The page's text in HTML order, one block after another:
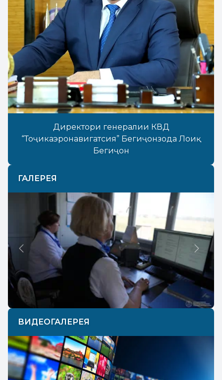
Директори генералии КВД
“Тоҷикаэронавигатсия” Бегиҷонзода Лоиқ
Бегиҷон
ГАЛЕРЕЯ
Previous Next
ВИДЕОГАЛЕРЕЯ